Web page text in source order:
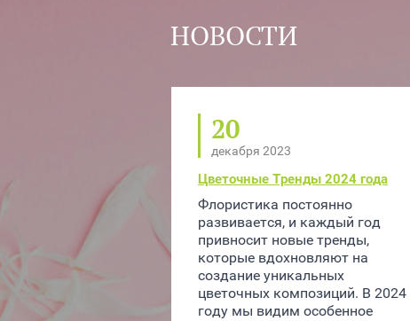
НОВОСТИ
20
декабря 2023
Цветочные Тренды 2024 года
Флористика постоянно
развивается, и каждый год
привносит новые тренды,
которые вдохновляют на
создание уникальных
цветочных композиций. В 2024
году мы видим особенное